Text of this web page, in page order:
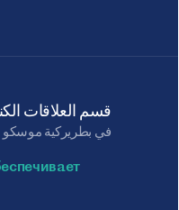
قسم العلاقات
في بطريركية موسكو